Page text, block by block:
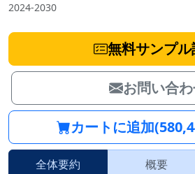
2024-2030
無料サンプ
お問い合
カートに追加
全体要約 概要